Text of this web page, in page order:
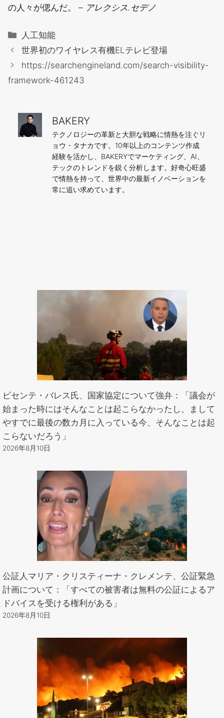
の人々が偲んだ。
– アレクシス.セデノ
カ
テ
リ
ー
人工知能
世界初のワイヤレス有機ELテレビ登場
https://searchengineland.com/search-visibility-
framework-461243
BAKERY
テクノロジーの革新と大胆な戦略に情熱を注ぐリ
ョウ・タナカです。10年以上のコンテンツ作成
経験を活かし、BAKERYでマーケティング、AI、
テックのトレンドを鋭く分析します。好奇心旺盛
で情熱を持って、世界中の最新イノベーションを
常に追い求めています。
ビセンテ・バレス氏、国家協定について強弁：「議会が
始まった時にはそんなことは起こらなかったし、まして
やすでに最後の数カ月に入っている今、そんなことは起
こらないだろう」
2026年8月10日
公証人マリア・クリスティーナ・クレメンテ、公証緊急
計画について：「すべての被害者は無料の公証によるア
ドバイスを受ける権利がある」
2026年8月10日